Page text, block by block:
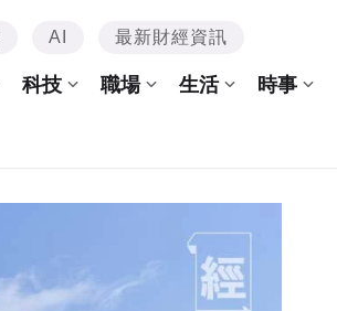
AI 最新財經資訊
科技 職場 生活 時事